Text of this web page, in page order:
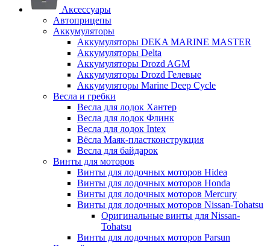
Аксессуары
Автоприцепы
Аккумуляторы
Аккумуляторы DEKA MARINE MASTER
Аккумуляторы Delta
Аккумуляторы Drozd AGM
Аккумуляторы Drozd Гелевые
Аккумуляторы Marine Deep Cycle
Весла и гребки
Весла для лодок Хантер
Весла для лодок Флинк
Весла для лодок Intex
Вёсла Маяк-пластконструкция
Весла для байдарок
Винты для моторов
Винты для лодочных моторов Hidea
Винты для лодочных моторов Honda
Винты для лодочных моторов Mercury
Винты для лодочных моторов Nissan-Tohatsu
Оригинальные винты для Nissan-
Tohatsu
Винты для лодочных моторов Parsun